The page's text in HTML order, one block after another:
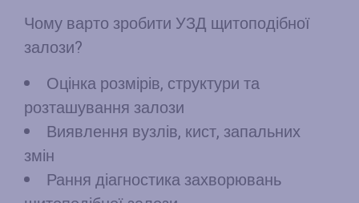
Чому варто зробити УЗД щитоподібної
залози?
Оцінка розмірів, структури та
розташування залози
Виявлення вузлів, кист, запальних
змін
Рання діагностика захворювань